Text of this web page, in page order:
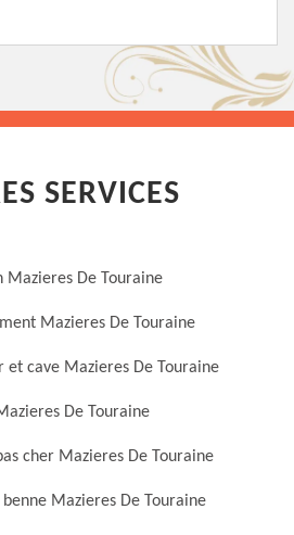
SERVICES
Mazieres De Touraine
Mazieres De Touraine
et cave Mazieres De Touraine
De Touraine
cher Mazieres De Touraine
Mazieres De Touraine